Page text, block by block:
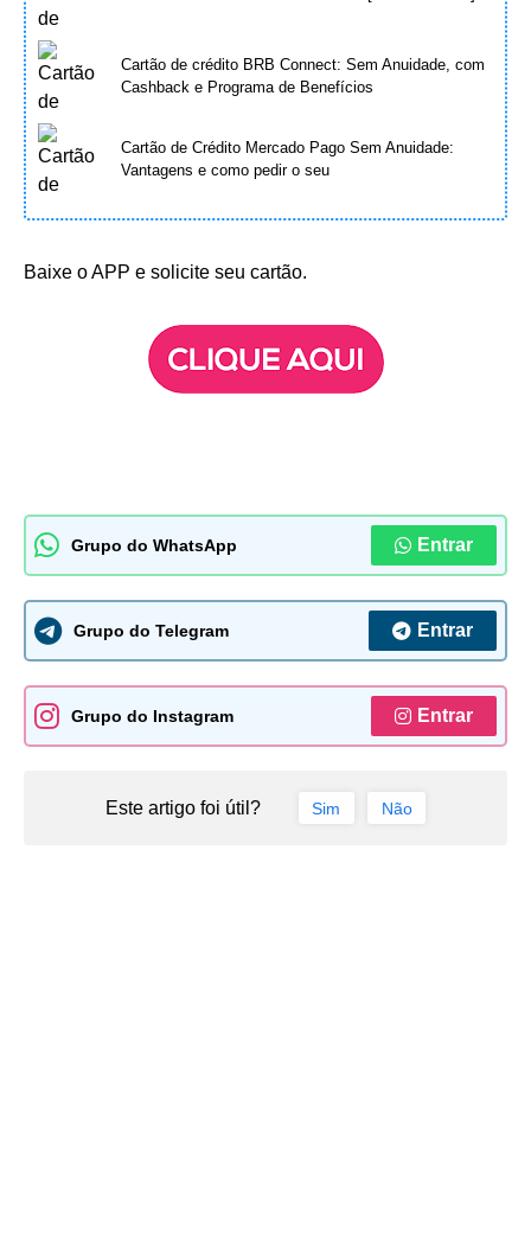
Cartão de crédito BRB Connect: Sem Anuidade, com
Cashback e Programa de Benefícios
Cartão de Crédito Mercado Pago Sem Anuidade:
Vantagens e como pedir o seu
Baixe o APP e solicite seu cartão.
Grupo do WhatsApp Entrar
Grupo do Telegram Entrar
Grupo do Instagram Entrar
Este artigo foi útil? Sim Não